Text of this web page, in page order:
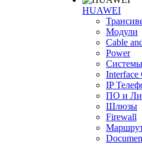
HUAWEI
Модули
Cable
Power
Interface
IP
ПО и
Шлюзы
Firewall